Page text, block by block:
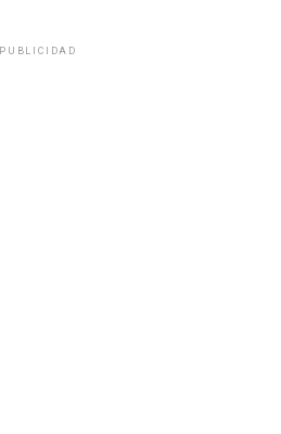
PUBLICIDAD